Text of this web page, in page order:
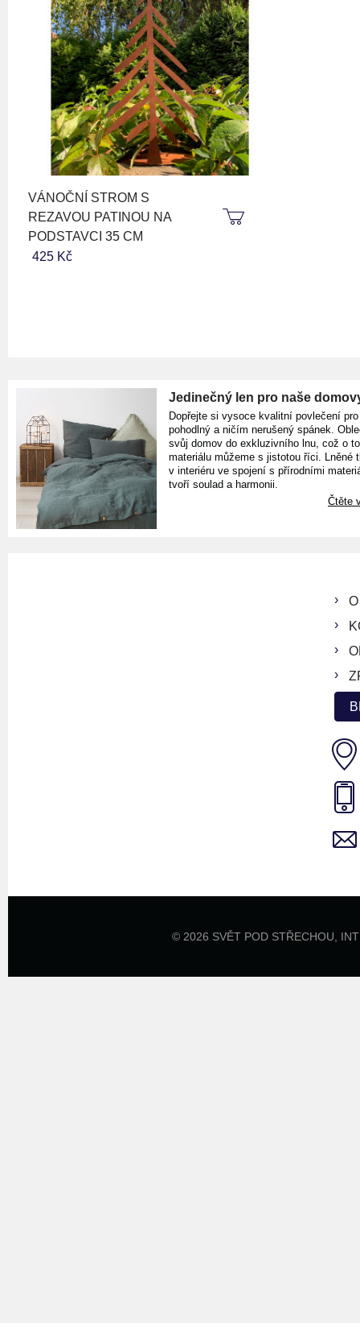
VÁNOČNÍ STROM S
REZAVOU PATINOU NA
PODSTAVCI 35 CM
425 Kč
Jedinečný len pro naše
Dopřejte si vysoce kvalitní povlečení pro
pohodlný a ničím nerušený spánek.
svůj domov do exkluzivního lnu, což o
materiálu můžeme s jistotou říci. Lněné
v interiéru ve spojení s přírodními
tvoří soulad a harmonii.
Čtěte
© 2026 SVĚT POD STŘECHOU,